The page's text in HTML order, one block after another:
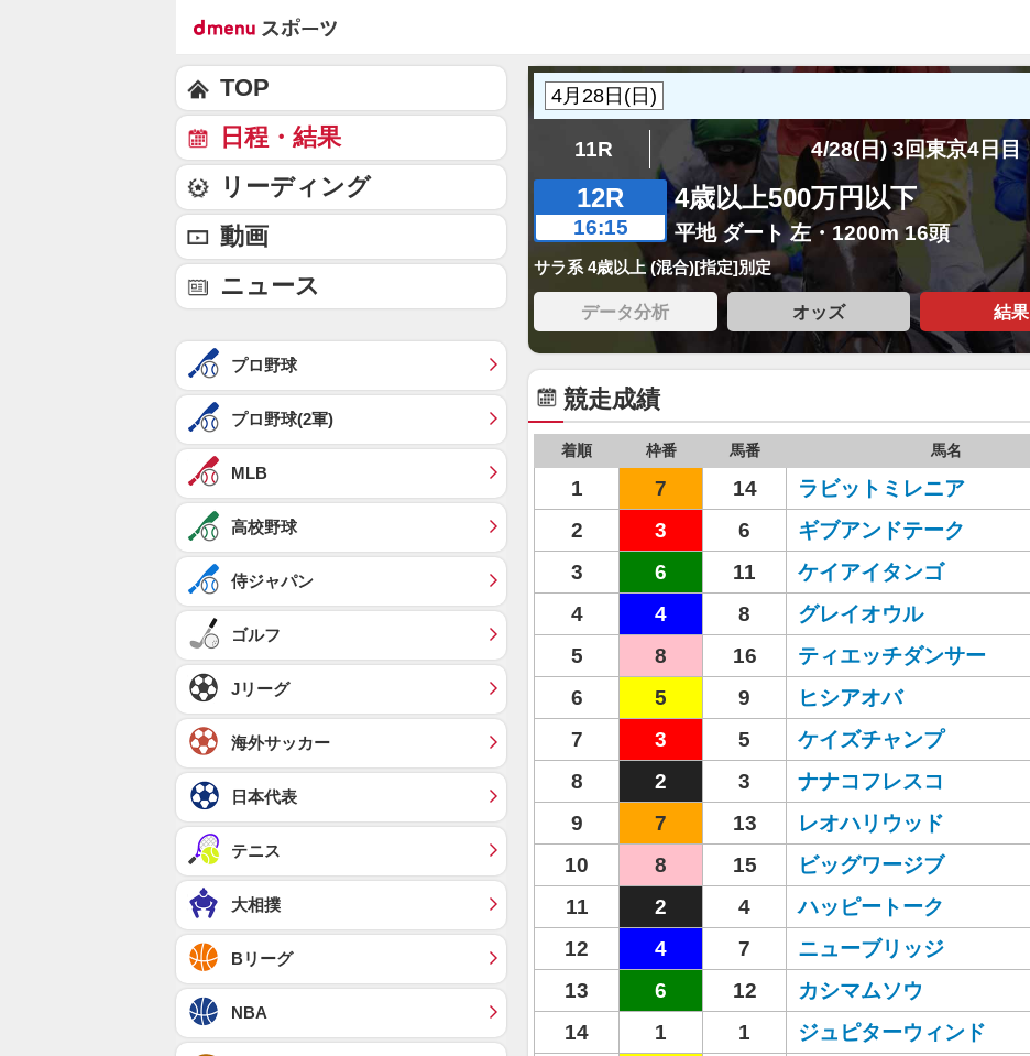
11R 4/28(日) 3回東京4日目
12R
16:15
4歳以上500万円以下
平地 ダート 左・1200m 16頭
サラ系 4歳以上 (混合)[指定]別定
データ分析 オッズ 結果
競走成績
着順 枠番 馬番 馬名
1 7 14 ラビットミレニア
2
3 6 ギブアンドテーク
3
6 11 ケイアイタンゴ
4
4 8 グレイオウル
5
8 16 ティエッチダンサー
6
5 9 ヒシアオバ
7
3 5 ケイズチャンプ
8
2 3 ナナコフレスコ
9
7 13 レオハリウッド
10
8 15 ビッグワージブ
11
2 4 ハッピートーク
12
4 7 ニューブリッジ
13
6 12 カシマムソウ
14
1 1 ジュピターウィンド
TOP
日程・結果
リーディング
動画
ニュース
プロ野球
プロ野球(2軍)
MLB
高校野球
侍ジャパン
ゴルフ
Jリーグ
海外サッカー
日本代表
テニス
大相撲
Bリーグ
NBA